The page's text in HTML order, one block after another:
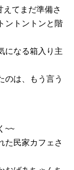
てまだ準備さ
ントントンと階
になる箱入り主
のは、もう言う
~~
た民家カフェさ